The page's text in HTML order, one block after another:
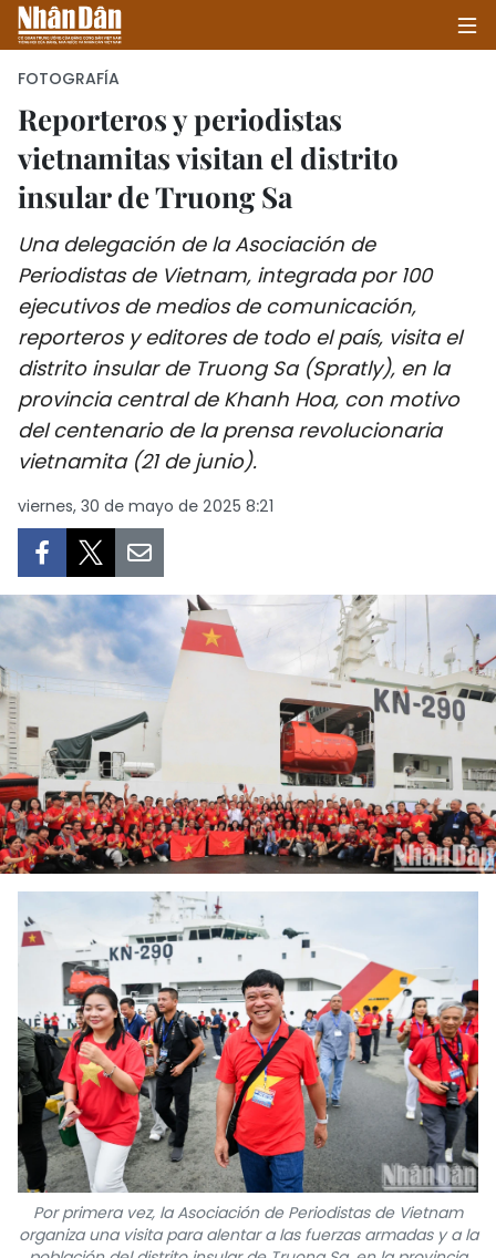
INICIO
POLÍTICA
ECONOMÍA
SOCIEDAD
SALUD - MEDIO AMBIENTE
CULTURA - ENTRETENIMIENTO
INTERNACIONAL
PUENTE DE AMISTAD
HISTORIAS MULTIMEDIA
FOTOGRAFÍA
¿QUIÉNES SOMOS?
TIẾNG VIỆT
ENGLISH
中文
FRANÇAIS
РУССКИЙ
FOTOGRAFÍA
Reporteros y periodistas
vietnamitas visitan el distrito
insular de Truong Sa
Una delegación de la Asociación de
Periodistas de Vietnam, integrada por 100
ejecutivos de medios de comunicación,
reporteros y editores de todo el país, visita el
distrito insular de Truong Sa (Spratly), en la
provincia central de Khanh Hoa, con motivo
del centenario de la prensa revolucionaria
vietnamita (21 de junio).
viernes, 30 de mayo de 2025 8:21
Por primera vez, la Asociación de Periodistas de Vietnam
organiza una visita para alentar a las fuerzas armadas y a la